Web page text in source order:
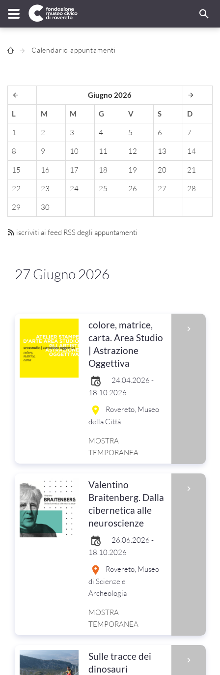
Calendario appuntamenti
Giugno 2026
L M M G V S D
1 2 3 4 5 6
7
8
9 10 11 12 13
14
15
16 17 18 19 20
21
22
23 24 25 26 27
28
29
30
iscriviti ai feed RSS degli appuntamenti
27 Giugno 2026
colore, matrice,
carta. Area Studio
| Astrazione
Oggettiva
24.04.2026 -
18.10.2026
Rovereto, Museo
della Città
MOSTRA
TEMPORANEA
Valentino
Braitenberg. Dalla
cibernetica alle
neuroscienze
26.06.2026 -
18.10.2026
Rovereto, Museo
di Scienze e
Archeologia
MOSTRA
TEMPORANEA
Sulle tracce dei
dinosauri